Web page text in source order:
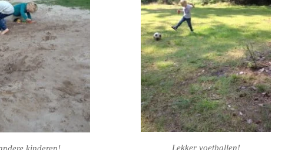
Lekker voetballen!